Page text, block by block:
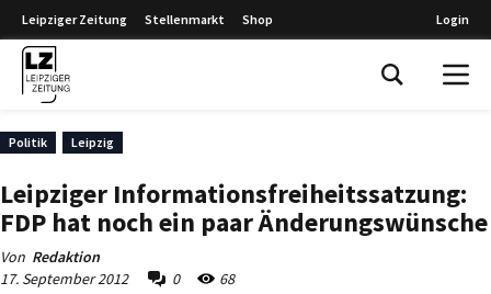
Leipziger Zeitung Stellenmarkt Shop Login
Politik Leipzig
Leipziger Informationsfreiheitssatzung:
FDP hat noch ein paar Änderungswünsche
Von Redaktion
17. September 2012
0 68